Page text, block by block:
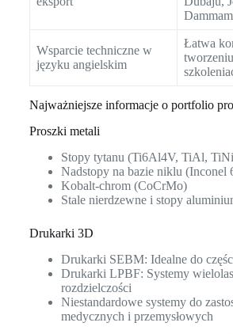
Dammam
Wsparcie techniczne w
języku angielskim
Łatwa
Najważniejsze informacje o portfolio
Proszki metali
Stopy tytanu (Ti6Al4V, TiAl,
Nadstopy na bazie niklu (Inconel
Kobalt-chrom (CoCrMo)
Stale nierdzewne i stopy
Drukarki 3D
Drukarki SEBM: Idealne do
Drukarki LPBF: Systemy
rozdzielczości
Niestandardowe systemy do
medycznych i przemysłowych